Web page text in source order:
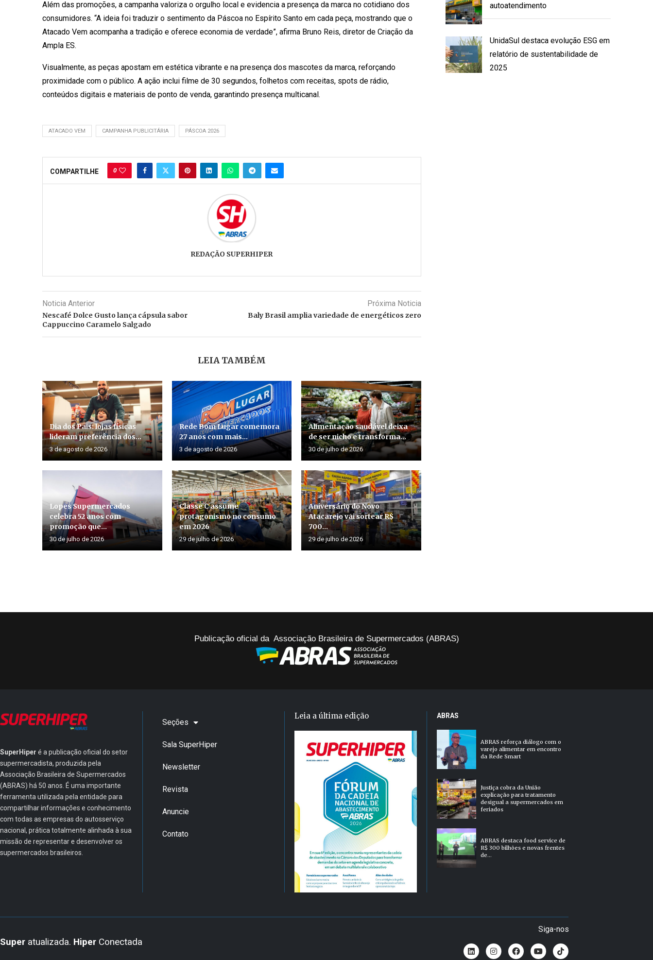
Além das promoções, a campanha valoriza o orgulho local e evidencia a presença da marca no cotidiano dos
consumidores. “A ideia foi traduzir o sentimento da Páscoa no Espírito Santo em cada peça, mostrando que o
Atacado Vem acompanha a tradição e oferece economia de verdade”, afirma Bruno Reis, diretor de Criação da
Ampla ES.
Visualmente, as peças apostam em estética vibrante e na presença dos mascotes da marca, reforçando
proximidade com o público. A ação inclui filme de 30 segundos, folhetos com receitas, spots de rádio,
conteúdos digitais e materiais de ponto de venda, garantindo presença multicanal.
ATACADO VEM CAMPANHA PUBLICITÁRIA PÁSCOA 2026
COMPARTILHE 0
REDAÇÃO SUPERHIPER
Noticia Anterior
Nescafé Dolce Gusto lança cápsula sabor
Cappuccino Caramelo Salgado
Próxima Noticia
Baly Brasil amplia variedade de energéticos zero
LEIA TAMBÉM
Dia dos Pais: lojas físicas
lideram preferência dos...
3 de agosto de 2026
Rede Bom Lugar comemora
27 anos com mais...
3 de agosto de 2026
Alimentação saudável deixa
de ser nicho e transforma...
30 de julho de 2026
Lopes Supermercados
celebra 52 anos com
promoção que...
30 de julho de 2026
Classe C assume
protagonismo no consumo
em 2026
29 de julho de 2026
Aniversário do Novo
Atacarejo vai sortear R$
700...
29 de julho de 2026
autoatendimento
UnidaSul destaca evolução ESG em
relatório de sustentabilidade de
2025
Publicação oficial da Associação Brasileira de Supermercados (ABRAS)
SuperHiper é a publicação oficial do setor
supermercadista, produzida pela
Associação Brasileira de Supermercados
(ABRAS) há 50 anos. É uma importante
ferramenta utilizada pela entidade para
compartilhar informações e conhecimento
com todas as empresas do autosserviço
nacional, prática totalmente alinhada à sua
missão de representar e desenvolver os
supermercados brasileiros.
Seções
Sala SuperHiper
Newsletter
Revista
Anuncie
Contato
Leia a última edição ABRAS
ABRAS reforça diálogo com o
varejo alimentar em encontro
da Rede Smart
Justiça cobra da União
explicação para tratamento
desigual a supermercados em
feriados
ABRAS destaca food service de
R$ 300 bilhões e novas frentes
de...
Super atualizada. Hiper Conectada
Siga-nos